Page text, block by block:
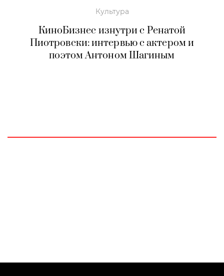
Культура
КиноБизнес изнутри с Ренатой
Пиотровски: интервью с актером и
поэтом Антоном Шагиным